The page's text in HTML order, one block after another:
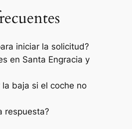
iniciar la solicitud?
en Santa Engracia y
baja si el coche no
respuesta?